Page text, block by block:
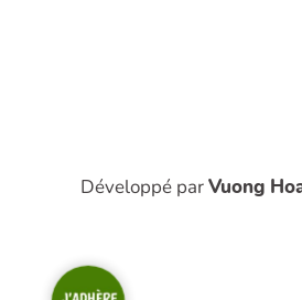
Développé parVuong